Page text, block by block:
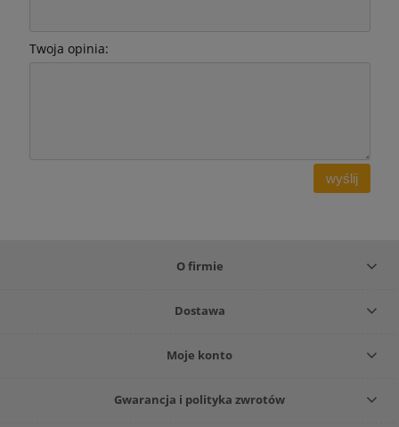
Twoja opinia:
wyślij
O firmie
Dostawa
Moje konto
Gwarancja i polityka zwrotów